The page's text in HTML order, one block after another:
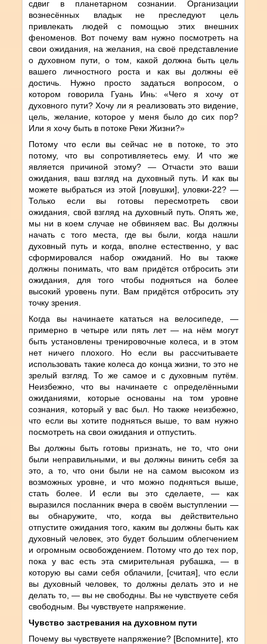
сдвиг в планетарном сознании. Организации
вознесённых владык не преследуют цель
привлекать людей с помощью этих внешних
феноменов. Вот почему вам нужно посмотреть на
свои ожидания, на желания, на своё представление
о духовном пути, о том, какой должна быть цель
вашего личностного роста и как вы должны её
достичь. Нужно просто задаться вопросом, о
котором говорила Гуань Инь: «Чего я хочу от
духовного пути? Хочу ли я реализовать это видение,
цель, желание, которое у меня было до сих пор?
Или я хочу быть в потоке Реки Жизни?»
Потому что если вы сейчас не в потоке, то это
потому, что вы сопротивляетесь ему. И что же
является причиной этому? — Отчасти это ваши
ожидания, ваш взгляд на духовный путь. И как вы
можете выбраться из этой [ловушки], уловки-22? —
Только если вы готовы пересмотреть свои
ожидания, свой взгляд на духовный путь. Опять же,
мы ни в коем случае не обвиняем вас. Вы должны
начать с того места, где вы были, когда нашли
духовный путь и когда, вполне естественно, у вас
сформировался набор ожиданий. Но вы также
должны понимать, что вам придётся отбросить эти
ожидания, для того чтобы подняться на более
высокий уровень пути. Вам придётся отбросить эту
точку зрения.
Когда вы начинаете кататься на велосипеде, —
примерно в четыре или пять лет — на нём могут
быть установлены тренировочные колеса, и в этом
нет ничего плохого. Но если вы рассчитываете
использовать такие колеса до конца жизни, то это не
зрелый взгляд. То же самое и с духовным путём.
Неизбежно, что вы начинаете с определёнными
ожиданиями, которые основаны на том уровне
сознания, который у вас был. Но также неизбежно,
что если вы хотите подняться выше, то вам нужно
посмотреть на свои ожидания и отпустить.
Вы должны быть готовы признать, не то, что они
были неправильными, и вы должны винить себя за
это, а то, что они были не на самом высоком из
возможных уровне, и что можно подняться выше,
стать более. И если вы это сделаете, — как
выразился посланник вчера в своём выступлении —
вы обнаружите, что, когда вы действительно
отпустите ожидания того, каким вы должны быть как
духовный человек, это будет большим облегчением
и огромным освобождением. Потому что до тех пор,
пока у вас есть эта смирительная рубашка, — в
которую вы сами себя облачили, [считая], что если
вы духовный человек, то должны делать это и не
делать то, — вы не свободны. Вы не чувствуете себя
свободным. Вы чувствуете напряжение.
Чувство застревания на духовном пути
Почему вы чувствуете напряжение? [Вспомните], кто